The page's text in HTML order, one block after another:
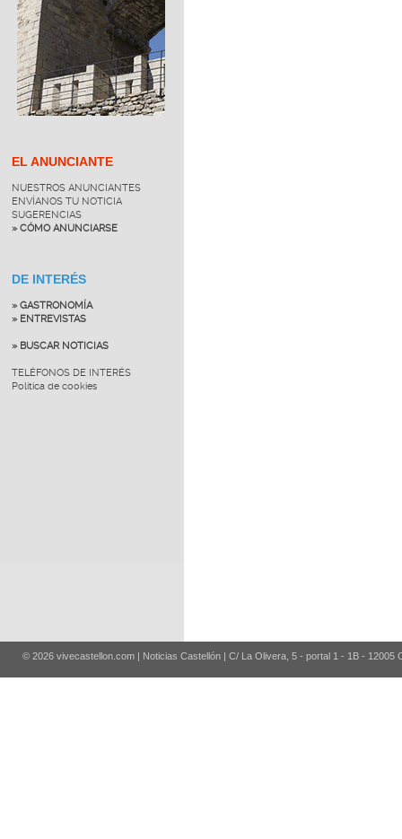
EL ANUNCIANTE
NUESTROS ANUNCIANTES
ENVÍANOS TU NOTICIA
SUGERENCIAS
» CÓMO ANUNCIARSE
DE INTERÉS
» GASTRONOMÍA
» ENTREVISTAS
» BUSCAR NOTICIAS
TELÉFONOS DE INTERÉS
Política de cookies
© 2026 vivecastellon.com | Noticias Castellón | C/ La Olivera, 5 - portal 1 - 1B - 12005